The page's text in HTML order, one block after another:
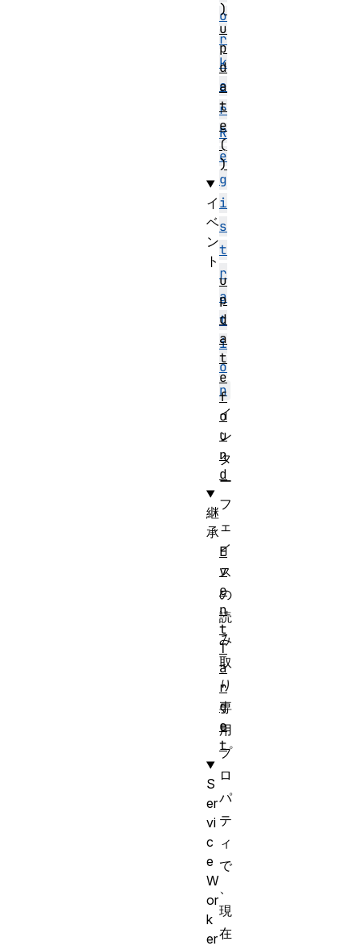
o
r
k
e
r
R
e
g
i
s
t
r
a
t
i
o
n
イ
ン
タ
ー
フ
ェ
イ
ス
の
読
み
取
り
専
用
プ
ロ
パ
テ
ィ
で
、
現
在
)
u
p
d
a
t
e
(
)
イ
ベ
ン
ト
u
p
d
a
t
e
f
o
u
n
d
継
承
E
v
e
n
t
T
a
r
g
e
t
S
er
vi
c
e
W
or
k
er